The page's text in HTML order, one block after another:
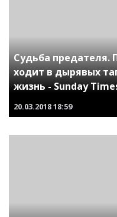
Судьба предателя.
ходит в дырявых
жизнь - Sunday
20.03.201818:59